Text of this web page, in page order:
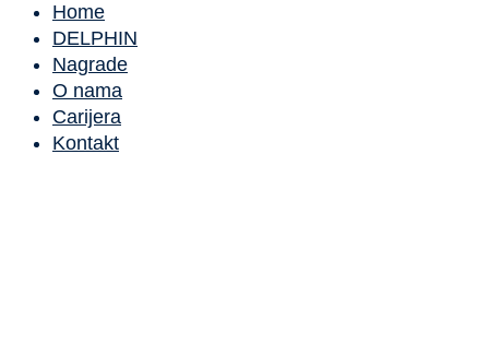
Home
DELPHIN
Nagrade
O nama
Carijera
Kontakt